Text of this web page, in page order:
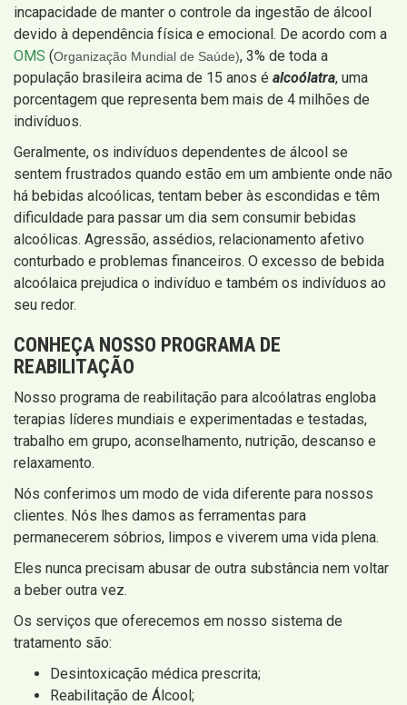
incapacidade de manter o controle da ingestão de álcool
devido à dependência física e emocional. De acordo com a
OMS (Organização Mundial de Saúde), 3% de toda a
população brasileira acima de 15 anos é alcoólatra, uma
porcentagem que representa bem mais de 4 milhões de
indivíduos.
Geralmente, os indivíduos dependentes de álcool se
sentem frustrados quando estão em um ambiente onde não
há bebidas alcoólicas, tentam beber às escondidas e têm
dificuldade para passar um dia sem consumir bebidas
alcoólicas. Agressão, assédios, relacionamento afetivo
conturbado e problemas financeiros. O excesso de bebida
alcoólaica prejudica o indivíduo e também os indivíduos ao
seu redor.
CONHEÇA NOSSO PROGRAMA DE
REABILITAÇÃO
Nosso programa de reabilitação para alcoólatras engloba
terapias líderes mundiais e experimentadas e testadas,
trabalho em grupo, aconselhamento, nutrição, descanso e
relaxamento.
Nós conferimos um modo de vida diferente para nossos
clientes. Nós lhes damos as ferramentas para
permanecerem sóbrios, limpos e viverem uma vida plena.
Eles nunca precisam abusar de outra substância nem voltar
a beber outra vez.
Os serviços que oferecemos em nosso sistema de
tratamento são:
Desintoxicação médica prescrita;
Reabilitação de Álcool;